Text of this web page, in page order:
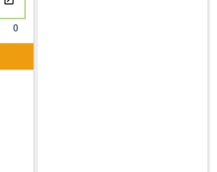
0